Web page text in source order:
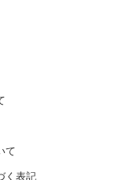
て
く表記